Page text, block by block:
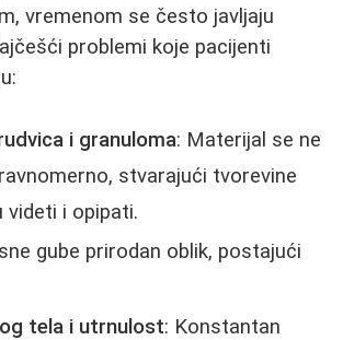
vremenom se često javljaju
problemi koje pacijenti
i granuloma: Materijal se ne
stvarajući tvorevine
videti i opipati.
gube prirodan oblik, postajući
tela i utrnulost: Konstantan